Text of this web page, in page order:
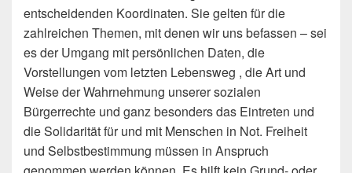
entscheidenden Koordinaten. Sie gelten für die
zahlreichen Themen, mit denen wir uns befassen – sei
es der Umgang mit persönlichen Daten, die
Vorstellungen vom letzten Lebensweg , die Art und
Weise der Wahrnehmung unserer sozialen
Bürgerrechte und ganz besonders das Eintreten und
die Solidarität für und mit Menschen in Not. Freiheit
und Selbstbestimmung müssen in Anspruch